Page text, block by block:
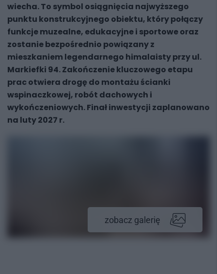
wiecha. To symbol osiągnięcia najwyższego
punktu konstrukcyjnego obiektu, który połączy
funkcje muzealne, edukacyjne i sportowe oraz
zostanie bezpośrednio powiązany z
mieszkaniem legendarnego himalaisty przy ul.
Markiefki 94. Zakończenie kluczowego etapu
prac otwiera drogę do montażu ścianki
wspinaczkowej, robót dachowych i
wykończeniowych. Finał inwestycji zaplanowano
na luty 2027 r.
zobacz galerię